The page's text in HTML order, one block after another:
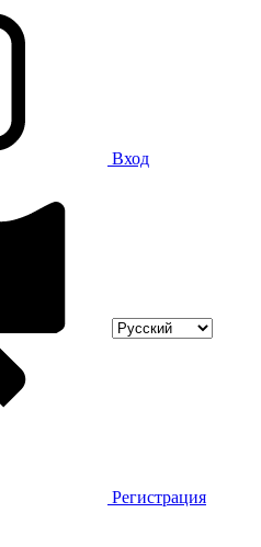
Вход
Регистрация